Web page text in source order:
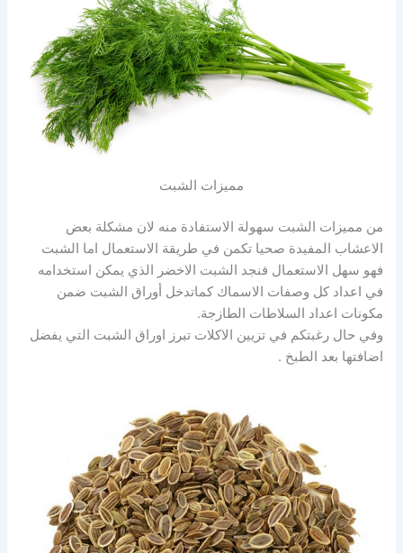
مميزات الشبت
من مميزات الشبت سهولة الاستفادة منه لان مشكلة بعض
الاعشاب المفيدة صحيا تكمن في طريقة الاستعمال اما الشبت
فهو سهل الاستعمال فنجد الشبت الاخضر الذي يمكن استخدامه
في اعداد كل وصفات الاسماك كماتدخل أوراق الشبت ضمن
مكونات اعداد السلاطات الطازجة.
وفي حال رغبتكم في تزيين الاكلات تبرز اوراق الشبت التي يفضل
اضافتها بعد الطبخ .